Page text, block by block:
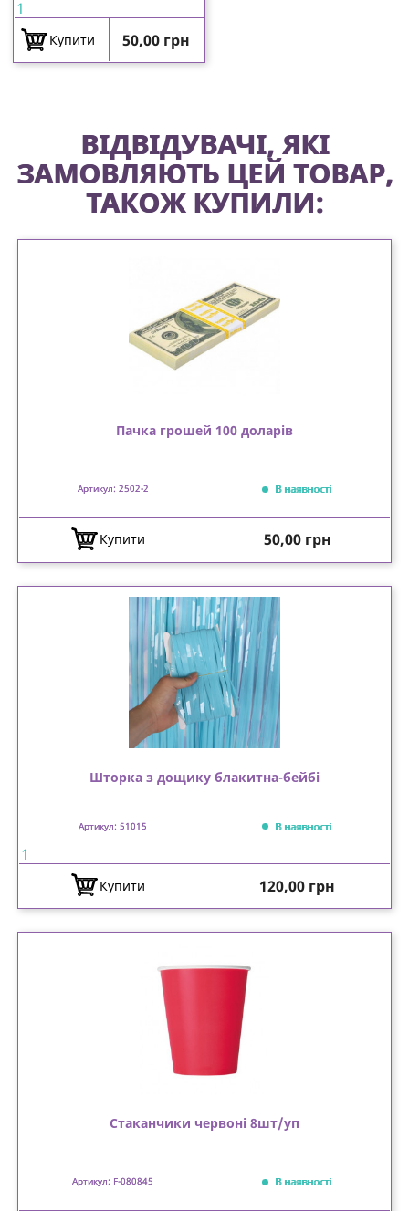
1
Купити Ціна
50,00 грн
ВІДВІДУВАЧІ, ЯКІ
ЗАМОВЛЯЮТЬ ЦЕЙ ТОВАР,
ТАКОЖ КУПИЛИ:
Пачка грошей 100 доларів
Артикул: 2502-2 В наявності
Купити Ціна
50,00 грн
Шторка з дощику блакитна-бейбі
Артикул: 51015 В наявності
1
Купити Ціна
120,00 грн
Стаканчики червоні 8шт/уп
Артикул: F-080845 В наявності